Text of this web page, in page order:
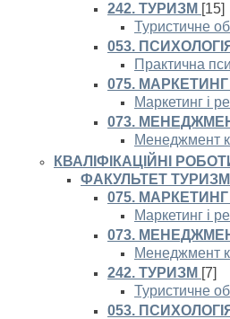
242. ТУРИЗМ [15]
Туристичне
053. ПСИХОЛОГІЯ
Практична
075. МАРКЕТИНГ
Маркетинг і
073.
Менеджмент
КВАЛІФІКАЦІЙНІ
ФАКУЛЬТЕТ
075. МАРКЕТИНГ
Маркетинг і
073.
Менеджмент
242. ТУРИЗМ [7]
Туристичне
053. ПСИХОЛОГІЯ